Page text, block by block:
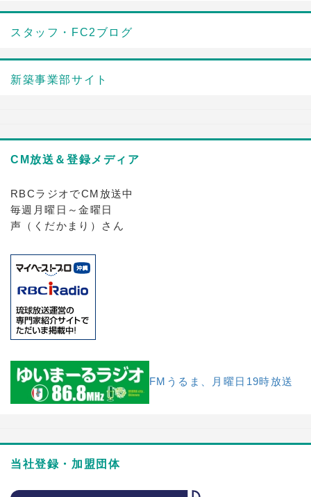
スタッフ・FC2ブログ
新築事業部サイト
CM放送＆登録メディア
RBCラジオでCM放送中
毎週月曜日～金曜日
声（くだかまり）さん
FMうるま、月曜日19時放送
当社登録・加盟団体